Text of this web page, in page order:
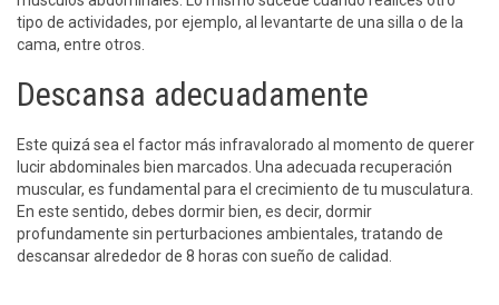
tipo de actividades, por ejemplo, al levantarte de una silla o de la
cama, entre otros.
Descansa adecuadamente
Este quizá sea el factor más infravalorado al momento de querer
lucir abdominales bien marcados. Una adecuada recuperación
muscular, es fundamental para el crecimiento de tu musculatura.
En este sentido, debes dormir bien, es decir, dormir
profundamente sin perturbaciones ambientales, tratando de
descansar alrededor de 8 horas con sueño de calidad.